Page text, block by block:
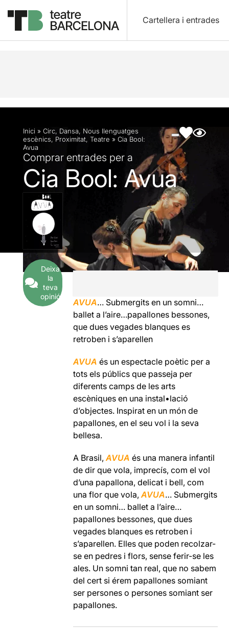
Cartellera i entrades
Descripció Fitxa artística Fotos i vídeos
Inici » Circ, Dansa, Nous llenguatges
escènics, Proximitat, Teatre » Cia Bool:
Avua
Comprar entrades per a
Cia Bool: Avua
Deixa
la
teva
opinió
AVUA… Submergits en un somni…
ballet a l’aire…papallones bessones,
que dues vegades blanques es
retroben i s’aparellen
AVUA és un espectacle poètic per a
tots els públics que passeja per
diferents camps de les arts
escèniques en una instal•lació
d’objectes. Inspirat en un món de
papallones, en el seu vol i la seva
bellesa.
A Brasil,AVUA és una manera infantil
de dir que vola, imprecís, com el vol
d’una papallona, delicat i bell, com
una flor que vola,AVUA… Submergits
en un somni… ballet a l’aire…
papallones bessones, que dues
vegades blanques es retroben i
s’aparellen. Elles que poden recolzar-
se en pedres i flors, sense ferir-se les
ales. Un somni tan real, que no sabem
del cert si érem papallones somiant
ser persones o persones somiant ser
papallones.